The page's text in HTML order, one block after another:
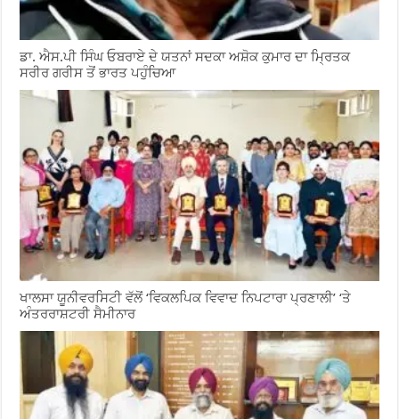
ਡਾ. ਐਸ.ਪੀ ਸਿੰਘ ਓਬਰਾਏ ਦੇ ਯਤਨਾਂ ਸਦਕਾ ਅਸ਼ੋਕ ਕੁਮਾਰ ਦਾ ਮ੍ਰਿਤਕ
ਸਰੀਰ ਗਰੀਸ ਤੋਂ ਭਾਰਤ ਪਹੁੰਚਿਆ
ਖਾਲਸਾ ਯੂਨੀਵਰਸਿਟੀ ਵੱਲੋਂ ‘ਵਿਕਲਪਿਕ ਵਿਵਾਦ ਨਿਪਟਾਰਾ ਪ੍ਰਣਾਲੀ’ ‘ਤੇ
ਅੰਤਰਰਾਸ਼ਟਰੀ ਸੈਮੀਨਾਰ